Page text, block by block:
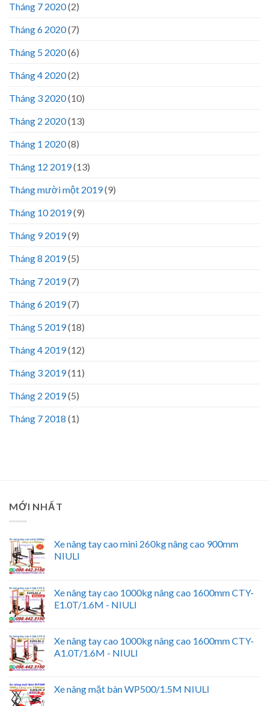
Tháng 7 2020(2)
Tháng 6 2020(7)
Tháng 5 2020(6)
Tháng 4 2020(2)
Tháng 3 2020(10)
Tháng 2 2020(13)
Tháng 1 2020(8)
Tháng 12 2019(13)
Tháng mười một 2019(9)
Tháng 10 2019(9)
Tháng 9 2019(9)
Tháng 8 2019(5)
Tháng 7 2019(7)
Tháng 6 2019(7)
Tháng 5 2019(18)
Tháng 4 2019(12)
Tháng 3 2019(11)
Tháng 2 2019(5)
Tháng 7 2018 (1)
MỚI NHẤT
Xe nâng tay cao mini 260kg nâng cao 900mm
NIULI
Xe nâng tay cao 1000kg nâng cao 1600mm CTY-
E1.0T/1.6M - NIULI
Xe nâng tay cao 1000kg nâng cao 1600mm CTY-
A1.0T/1.6M - NIULI
Xe nâng mặt bàn WP500/1.5M NIULI